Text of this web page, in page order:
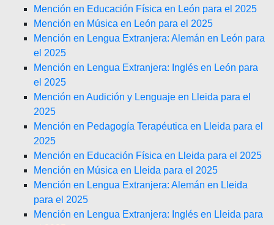
Mención en Educación Física en León para el 2025
Mención en Música en León para el 2025
Mención en Lengua Extranjera: Alemán en León para
el 2025
Mención en Lengua Extranjera: Inglés en León para
el 2025
Mención en Audición y Lenguaje en Lleida para el
2025
Mención en Pedagogía Terapéutica en Lleida para el
2025
Mención en Educación Física en Lleida para el 2025
Mención en Música en Lleida para el 2025
Mención en Lengua Extranjera: Alemán en Lleida
para el 2025
Mención en Lengua Extranjera: Inglés en Lleida para